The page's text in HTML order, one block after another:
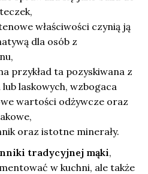
właściwości czynią ją
dla osób z
przykład ta pozyskiwana z
laskowych, wzbogaca
wartości odżywcze oraz
oraz istotne minerały.
tradycyjnej mąki,
w kuchni, ale także